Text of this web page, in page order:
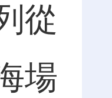
從
場